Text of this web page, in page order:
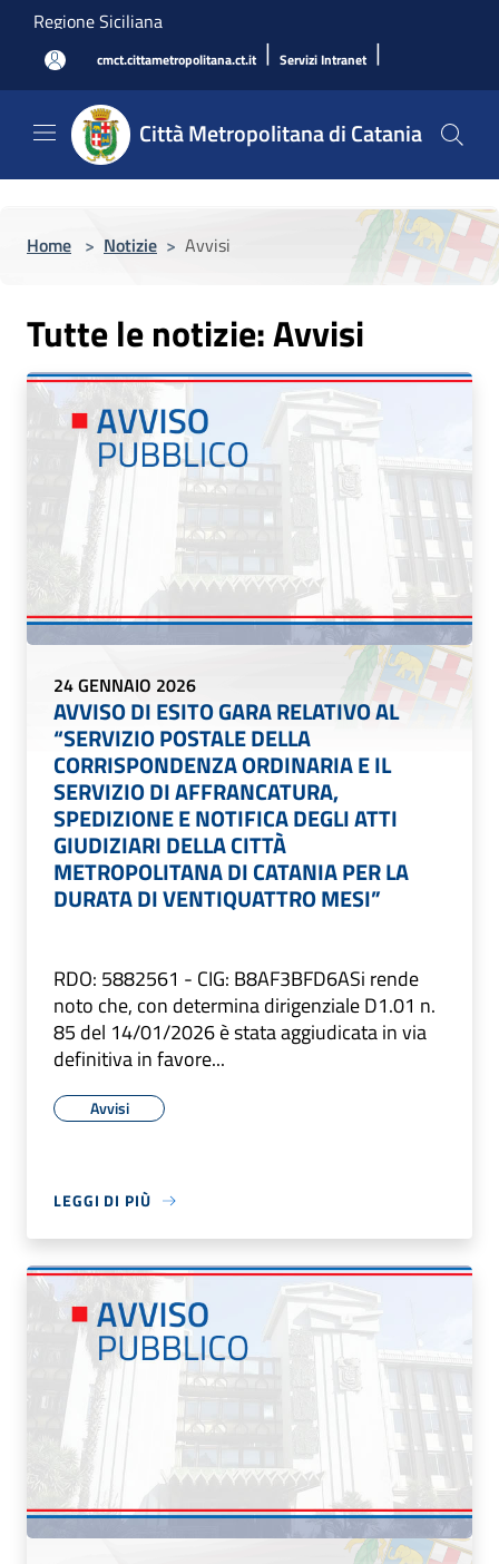
Salta al contenuto principale
Regione Siciliana
cmct.cittametropolitana.ct.it | Servizi Intranet |
Città Metropolitana di Catania
Home > Notizie > Avvisi
Tutte le notizie: Avvisi
24 GENNAIO 2026
AVVISO DI ESITO GARA RELATIVO AL
“SERVIZIO POSTALE DELLA
CORRISPONDENZA ORDINARIA E IL
SERVIZIO DI AFFRANCATURA,
SPEDIZIONE E NOTIFICA DEGLI ATTI
GIUDIZIARI DELLA CITTÀ
METROPOLITANA DI CATANIA PER LA
DURATA DI VENTIQUATTRO MESI”
RDO: 5882561 - CIG: B8AF3BFD6ASi rende
noto che, con determina dirigenziale D1.01 n.
85 del 14/01/2026 è stata aggiudicata in via
definitiva in favore...
Avvisi
LEGGI DI PIÙ